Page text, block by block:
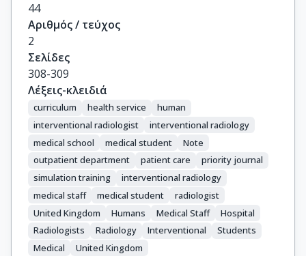
44
Αριθμός / τεύχος
2
Σελίδες
308-309
Λέξεις-κλειδιά
curriculum health service
human
interventional radiologist
interventional radiology
medical school
medical student
Note
outpatient department
patient care
priority journal
simulation training
interventional radiology
medical staff
medical student
radiologist
United Kingdom
Humans Medical Staff
Hospital
Radiologists
Radiology Interventional
Students
Medical
United Kingdom